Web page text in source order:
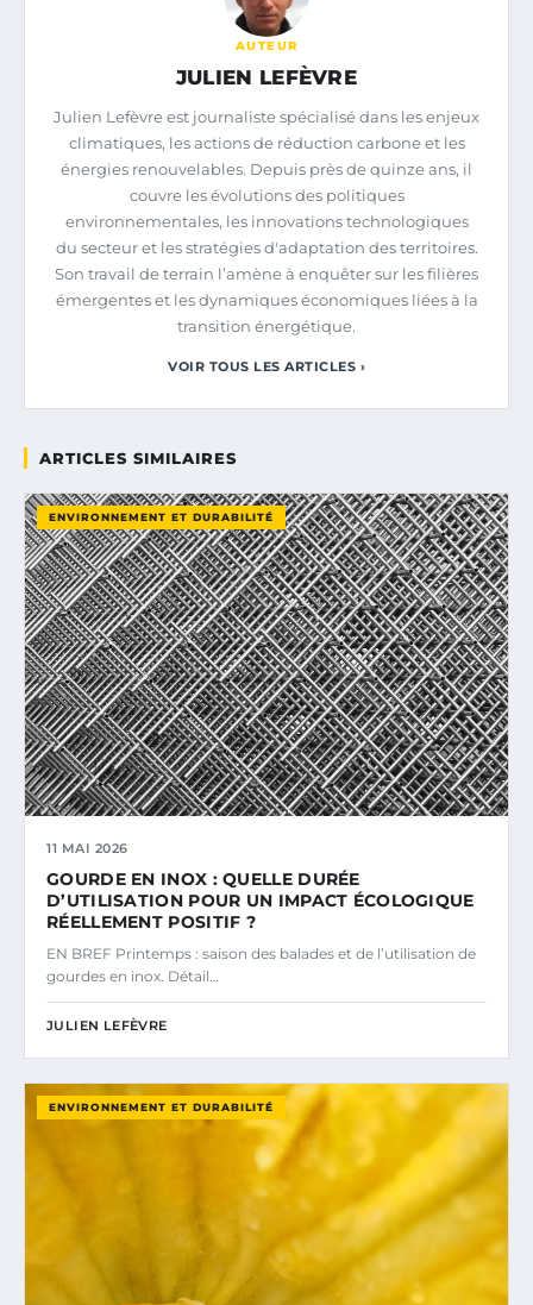
AUTEUR
JULIEN LEFÈVRE
Julien Lefèvre est journaliste spécialisé dans les enjeux
climatiques, les actions de réduction carbone et les
énergies renouvelables. Depuis près de quinze ans, il
couvre les évolutions des politiques
environnementales, les innovations technologiques
du secteur et les stratégies d'adaptation des territoires.
Son travail de terrain l’amène à enquêter sur les filières
émergentes et les dynamiques économiques liées à la
transition énergétique.
VOIR TOUS LES ARTICLES ›
ARTICLES SIMILAIRES
ENVIRONNEMENT ET DURABILITÉ
11 MAI 2026
GOURDE EN INOX : QUELLE DURÉE
D’UTILISATION POUR UN IMPACT ÉCOLOGIQUE
RÉELLEMENT POSITIF ?
EN BREF Printemps : saison des balades et de l’utilisation de
gourdes en inox. Détail…
JULIEN LEFÈVRE
ENVIRONNEMENT ET DURABILITÉ